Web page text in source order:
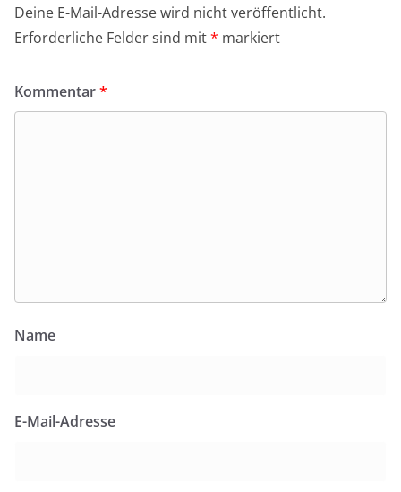
Deine E-Mail-Adresse wird nicht veröffentlicht.
Erforderliche Felder sind mit* markiert
Kommentar*
Name
E-Mail-Adresse